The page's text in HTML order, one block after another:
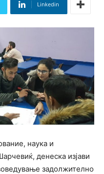
Linkedin
наука и
денеска изјави
задолжително